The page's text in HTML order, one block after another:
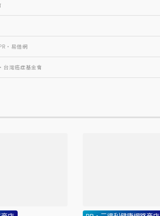
・易借網
台灣癌症基金會